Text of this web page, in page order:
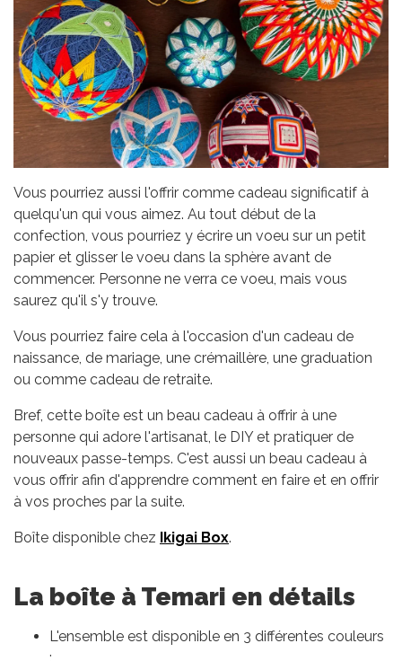
Vous pourriez aussi l'offrir comme cadeau significatif à
quelqu'un qui vous aimez. Au tout début de la
confection, vous pourriez y écrire un voeu sur un petit
papier et glisser le voeu dans la sphère avant de
commencer. Personne ne verra ce voeu, mais vous
saurez qu'il s'y trouve.
Vous pourriez faire cela à l'occasion d'un cadeau de
naissance, de mariage, une crémaillère, une graduation
ou comme cadeau de retraite.
Bref, cette boîte est un beau cadeau à offrir à une
personne qui adore l'artisanat, le DIY et pratiquer de
nouveaux passe-temps. C'est aussi un beau cadeau à
vous offrir afin d'apprendre comment en faire et en offrir
à vos proches par la suite.
Boîte disponible chez Ikigai Box.
La boîte à Temari en détails
L'ensemble est disponible en 3 différentes couleurs